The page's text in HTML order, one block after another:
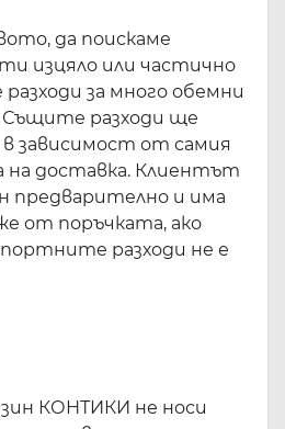
да поискаме
изцяло или частично
за много обемни
разходи ще
зависимост от самия
на доставка. Клиентът
предварително и има
от поръчката, ако
разходи не е
КОНТИКИ не носи